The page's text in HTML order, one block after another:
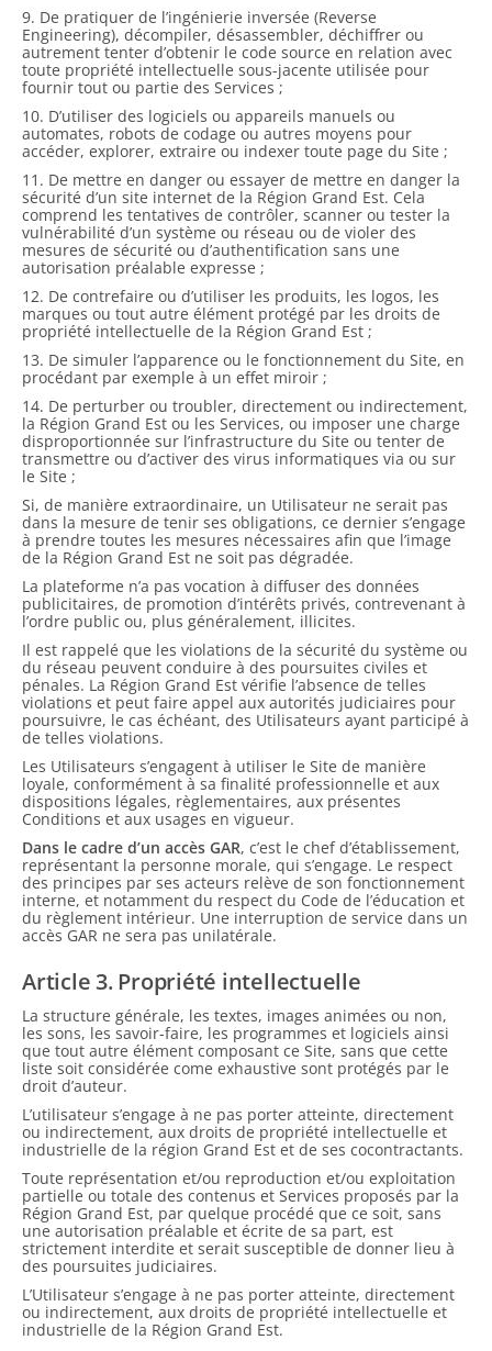
9. De pratiquer de l’ingénierie inversée (Reverse
Engineering), décompiler, désassembler, déchiffrer ou
autrement tenter d’obtenir le code source en relation avec
toute propriété intellectuelle sous-jacente utilisée pour
fournir tout ou partie des Services ;
10. D’utiliser des logiciels ou appareils manuels ou
automates, robots de codage ou autres moyens pour
accéder, explorer, extraire ou indexer toute page du Site ;
11. De mettre en danger ou essayer de mettre en danger la
sécurité d’un site internet de la Région Grand Est. Cela
comprend les tentatives de contrôler, scanner ou tester la
vulnérabilité d’un système ou réseau ou de violer des
mesures de sécurité ou d’authentification sans une
autorisation préalable expresse ;
12. De contrefaire ou d’utiliser les produits, les logos, les
marques ou tout autre élément protégé par les droits de
propriété intellectuelle de la Région Grand Est ;
13. De simuler l’apparence ou le fonctionnement du Site, en
procédant par exemple à un effet miroir ;
14. De perturber ou troubler, directement ou indirectement,
la Région Grand Est ou les Services, ou imposer une charge
disproportionnée sur l’infrastructure du Site ou tenter de
transmettre ou d’activer des virus informatiques via ou sur
le Site ;
Si, de manière extraordinaire, un Utilisateur ne serait pas
dans la mesure de tenir ses obligations, ce dernier s’engage
à prendre toutes les mesures nécessaires afin que l’image
de la Région Grand Est ne soit pas dégradée.
La plateforme n’a pas vocation à diffuser des données
publicitaires, de promotion d’intérêts privés, contrevenant à
l’ordre public ou, plus généralement, illicites.
Il est rappelé que les violations de la sécurité du système ou
du réseau peuvent conduire à des poursuites civiles et
pénales. La Région Grand Est vérifie l’absence de telles
violations et peut faire appel aux autorités judiciaires pour
poursuivre, le cas échéant, des Utilisateurs ayant participé à
de telles violations.
Les Utilisateurs s’engagent à utiliser le Site de manière
loyale, conformément à sa finalité professionnelle et aux
dispositions légales, règlementaires, aux présentes
Conditions et aux usages en vigueur.
Dans le cadre d’un accès GAR, c’est le chef d’établissement,
représentant la personne morale, qui s’engage. Le respect
des principes par ses acteurs relève de son fonctionnement
interne, et notamment du respect du Code de l’éducation et
du règlement intérieur. Une interruption de service dans un
accès GAR ne sera pas unilatérale.
Article 3. Propriété intellectuelle
La structure générale, les textes, images animées ou non,
les sons, les savoir-faire, les programmes et logiciels ainsi
que tout autre élément composant ce Site, sans que cette
liste soit considérée come exhaustive sont protégés par le
droit d’auteur.
L’utilisateur s’engage à ne pas porter atteinte, directement
ou indirectement, aux droits de propriété intellectuelle et
industrielle de la région Grand Est et de ses cocontractants.
Toute représentation et/ou reproduction et/ou exploitation
partielle ou totale des contenus et Services proposés par la
Région Grand Est, par quelque procédé que ce soit, sans
une autorisation préalable et écrite de sa part, est
strictement interdite et serait susceptible de donner lieu à
des poursuites judiciaires.
L’Utilisateur s’engage à ne pas porter atteinte, directement
ou indirectement, aux droits de propriété intellectuelle et
industrielle de la Région Grand Est.